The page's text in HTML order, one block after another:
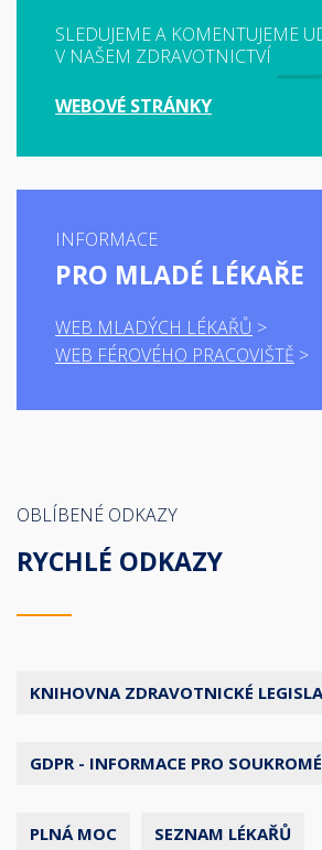
SLEDUJEME A KOMENTUJEME
V NAŠEM ZDRAVOTNICTVÍ
WEBOVÉ STRÁNKY
INFORMACE
PRO MLADÉ LÉKAŘE
WEB MLADÝCH LÉKAŘŮ
WEB FÉROVÉHO PRACOVIŠTĚ
OBLÍBENÉ ODKAZY
RYCHLÉ ODKAZY
KNIHOVNA ZDRAVOTNICKÉ
GDPR - INFORMACE PRO
PLNÁ MOC SEZNAM LÉKAŘŮ